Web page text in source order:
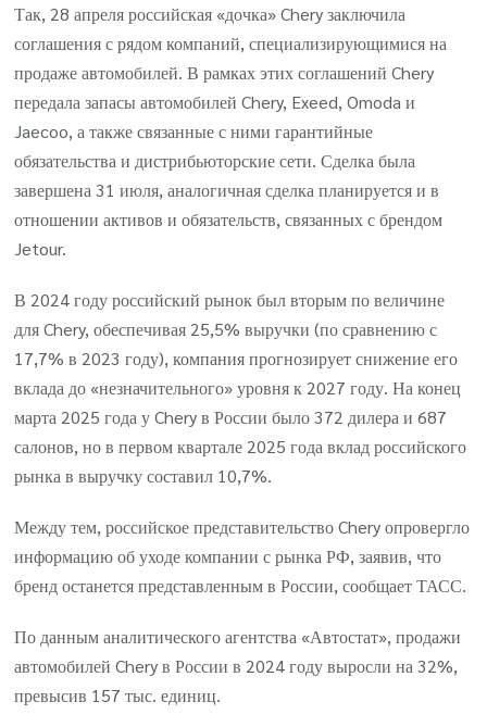
Так, 28 апреля российская «дочка» Chery заключила
соглашения с рядом компаний, специализирующимися на
продаже автомобилей. В рамках этих соглашений Chery
передала запасы автомобилей Chery, Exeed, Omoda и
Jaecoo, а также связанные с ними гарантийные
обязательства и дистрибьюторские сети. Сделка была
завершена 31 июля, аналогичная сделка планируется и в
отношении активов и обязательств, связанных с брендом
Jetour.
В 2024 году российский рынок был вторым по величине
для Chery, обеспечивая 25,5% выручки (по сравнению с
17,7% в 2023 году), компания прогнозирует снижение его
вклада до «незначительного» уровня к 2027 году. На конец
марта 2025 года у Chery в России было 372 дилера и 687
салонов, но в первом квартале 2025 года вклад российского
рынка в выручку составил 10,7%.
Между тем, российское представительство Chery опровергло
информацию об уходе компании с рынка РФ, заявив, что
бренд останется представленным в России, сообщает ТАСС.
По данным аналитического агентства «Автостат», продажи
автомобилей Chery в России в 2024 году выросли на 32%,
превысив 157 тыс. единиц.